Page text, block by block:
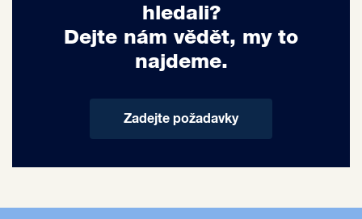
hledali?
Dejte nám vědět, my to
najdeme.
Zadejte požadavky